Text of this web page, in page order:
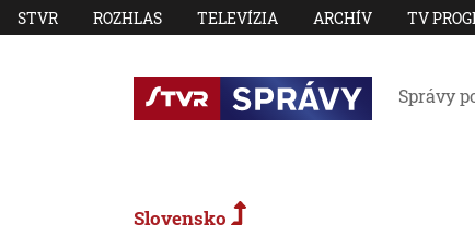
STVR ROZHLAS TELEVÍZIA ARCHÍV TV
Správy
Slovensko